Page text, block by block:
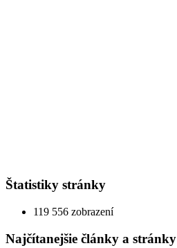
Štatistiky stránky
119 556 zobrazení
Najčítanejšie články a stránky